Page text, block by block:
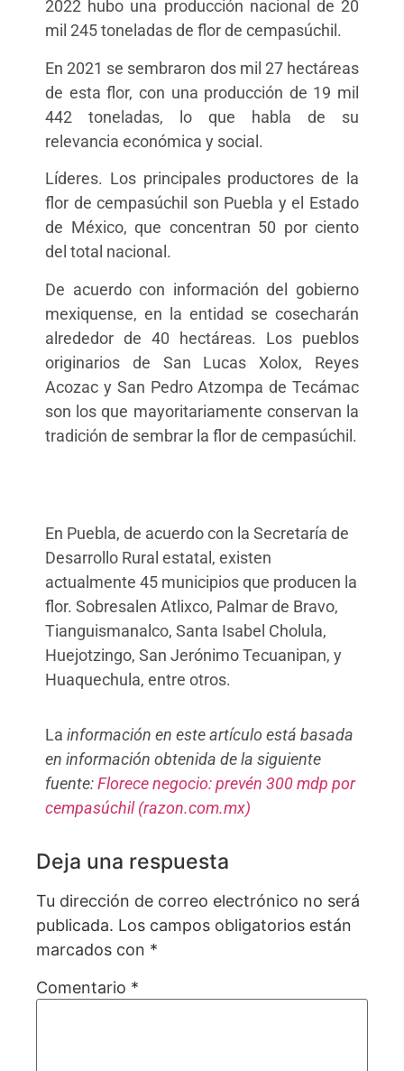
2022 hubo una producción nacional de 20
mil 245 toneladas de flor de cempasúchil.
En 2021 se sembraron dos mil 27 hectáreas
de esta flor, con una producción de 19 mil
442 toneladas, lo que habla de su
relevancia económica y social.
Líderes. Los principales productores de la
flor de cempasúchil son Puebla y el Estado
de México, que concentran 50 por ciento
del total nacional.
De acuerdo con información del gobierno
mexiquense, en la entidad se cosecharán
alrededor de 40 hectáreas. Los pueblos
originarios de San Lucas Xolox, Reyes
Acozac y San Pedro Atzompa de Tecámac
son los que mayoritariamente conservan la
tradición de sembrar la flor de cempasúchil.
En Puebla, de acuerdo con la Secretaría de
Desarrollo Rural estatal, existen
actualmente 45 municipios que producen la
flor. Sobresalen Atlixco, Palmar de Bravo,
Tianguismanalco, Santa Isabel Cholula,
Huejotzingo, San Jerónimo Tecuanipan, y
Huaquechula, entre otros.
La información en este artículo está basada
en información obtenida de la siguiente
fuente:Florece negocio: prevén 300 mdp por
cempasúchil (razon.com.mx)
Deja una respuesta
Tu dirección de correo electrónico no será
publicada. Los campos obligatorios están
marcados con *
Comentario *